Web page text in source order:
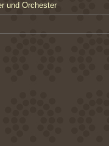
und Orchester